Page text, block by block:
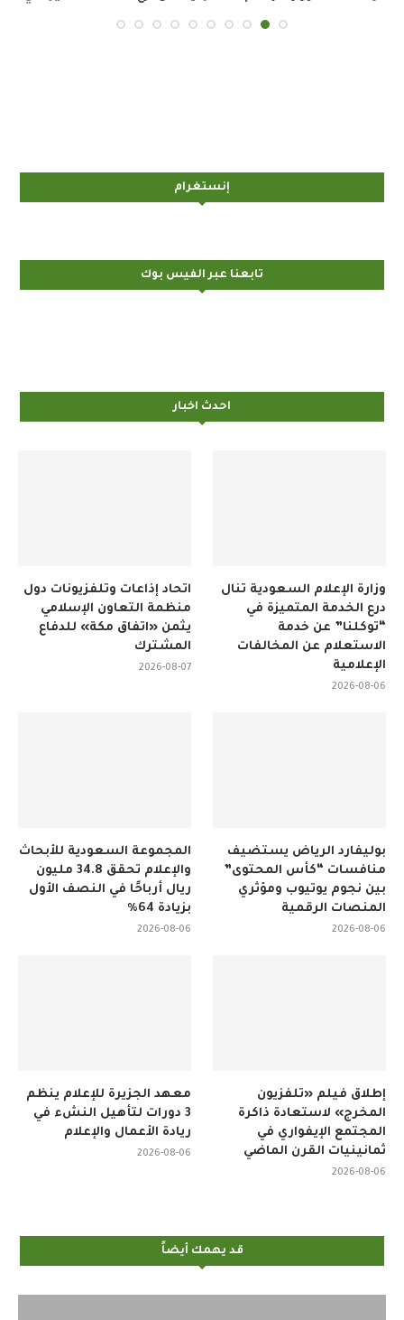
إنستغرام
تابعنا عبر الفيس بوك
احدث اخبار
اتحاد إذاعات وتلفزيونات دول
منظمة التعاون الإسلامي
يثمن «اتفاق مكة» للدفاع
المشترك
2026-08-07
وزارة الإعلام السعودية تنال
درع الخدمة المتميزة في
“توكلنا” عن خدمة
الاستعلام عن المخالفات
الإعلامية
2026-08-06
المجموعة السعودية للأبحاث
والإعلام تحقق 34.8 مليون
ريال أرباحًا في النصف الأول
بزيادة 64%
2026-08-06
بوليفارد الرياض يستضيف
منافسات “كأس المحتوى”
بين نجوم يوتيوب ومؤثري
المنصات الرقمية
2026-08-06
معهد الجزيرة للإعلام ينظم
3 دورات لتأهيل النشء في
ريادة الأعمال والإعلام
2026-08-06
إطلاق فيلم «تلفزيون
المخرج» لاستعادة ذاكرة
المجتمع الإيفواري في
ثمانينيات القرن الماضي
2026-08-06
قد يهمك أيضاً